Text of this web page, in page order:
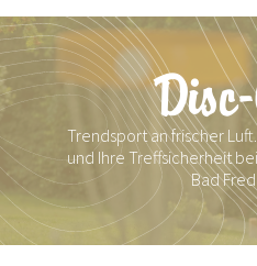
Trendsport an frischer
und Ihre Treffsicherheit
Bad